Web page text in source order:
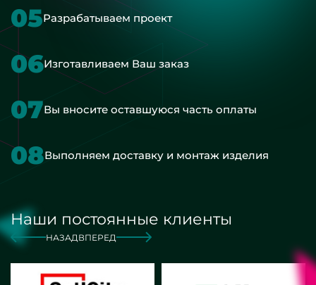
05Разрабатываем проект
06Изготавливаем Ваш заказ
07Вы вносите оставшуюся часть оплаты
08Выполняем доставку и монтаж изделия
Наши постоянные клиенты
НАЗАД ВПЕРЕД